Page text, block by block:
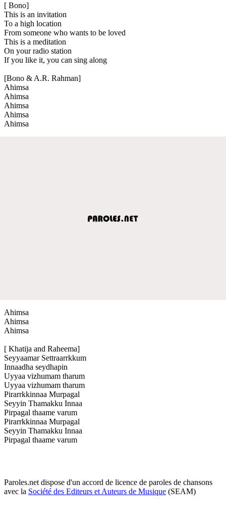
[ Bono]
This is an invitation
To a high location
From someone who wants to be loved
This is a meditation
On your radio station
If you like it, you can sing along
[Bono & A.R. Rahman]
Ahimsa
Ahimsa
Ahimsa
Ahimsa
Ahimsa
Ahimsa
Ahimsa
Ahimsa
[ Khatija and Raheema]
Seyyaamar Settraarrkkum
Innaadha seydhapin
Uyyaa vizhumam tharum
Uyyaa vizhumam tharum
Pirarrkkinnaa Murpagal
Seyyin Thamakku Innaa
Pirpagal thaame varum
Pirarrkkinnaa Murpagal
Seyyin Thamakku Innaa
Pirpagal thaame varum
Paroles.net dispose d'un accord de licence de paroles de chansons
avec la Société des Editeurs et Auteurs de Musique (SEAM)